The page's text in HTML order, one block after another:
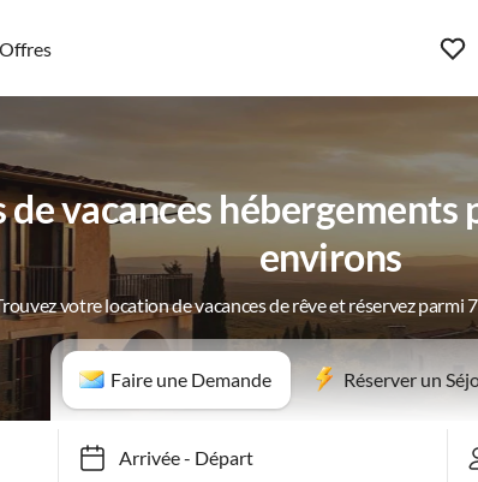
Offres
vacances hébergements
environs
votre location de vacances de rêve et réservez parmi
Faire une Demande Réserver un
Arrivée-Départ